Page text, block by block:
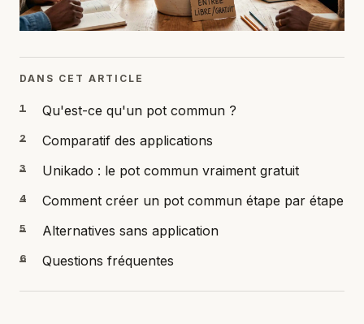
DANS CET ARTICLE
1 Qu'est-ce qu'un pot commun ?
2 Comparatif des applications
3 Unikado : le pot commun vraiment gratuit
4 Comment créer un pot commun étape par étape
5 Alternatives sans application
6 Questions fréquentes